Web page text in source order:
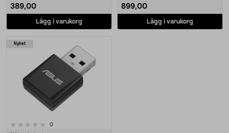
389,00
Lägg i varukorg
899,00
Lägg i varukorg
Nyhet
0recensioner